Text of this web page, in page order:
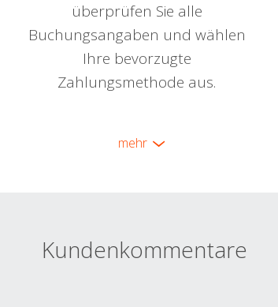
überprüfen Sie alle
Buchungsangaben und wählen
Ihre bevorzugte
Zahlungsmethode aus.
mehr
Kundenkommentare